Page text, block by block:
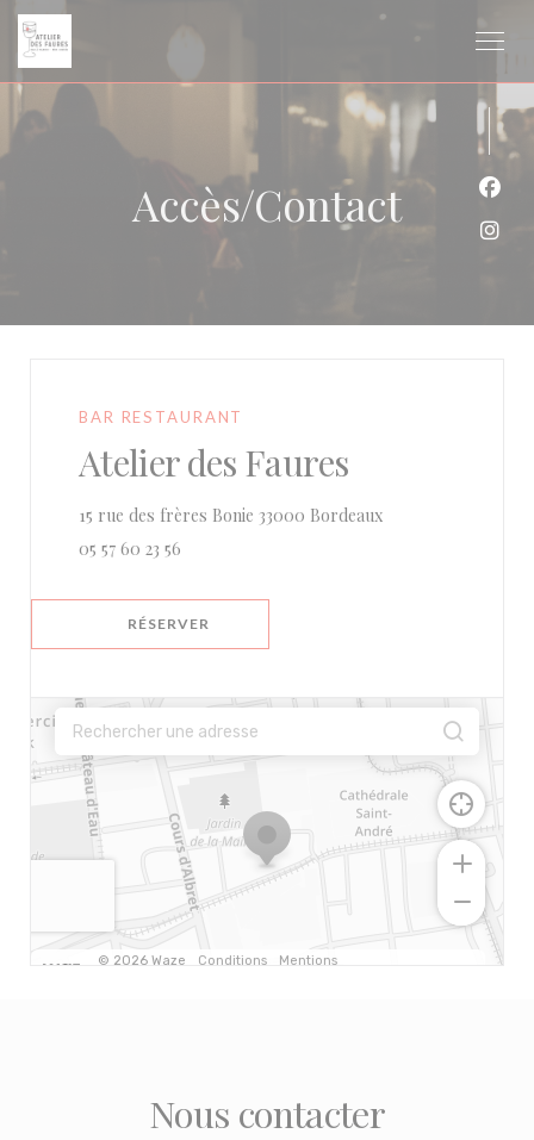
Personnalisation de vos choix en matière de cookies
Accès/Contact
BAR RESTAURANT
Atelier des Faures
15 rue des frères Bonie 33000 Bordeaux((ouvre une
05 57 60 23 56
RÉSERVER
Nous contacter